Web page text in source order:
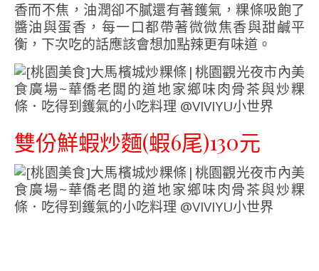
香而不焦，油潤卻不膩還有著鑊氣，粿條吸飽了
醬油與蛋香，每一口都帶著微微焦香與甜鹹平
衡，下次吃的話應該會想加點辣更有味道。
雙份鮮蝦炒麵(蝦6尾)130元